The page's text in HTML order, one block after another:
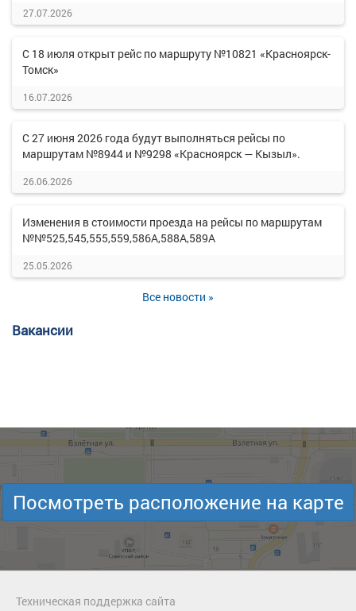
27.07.2026
С 18 июля открыт рейс по маршруту №10821 «Красноярск-
Томск»
16.07.2026
С 27 июня 2026 года будут выполняться рейсы по
маршрутам №8944 и №9298 «Красноярск — Кызыл».
26.06.2026
Изменения в стоимости проезда на рейсы по маршрутам
№№525,545,555,559,586А,588А,589А
25.05.2026
Все новости »
Вакансии
Посмотреть расположение на карте
Техническая поддержка сайта